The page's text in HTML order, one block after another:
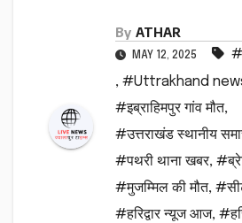
By ATHAR
MAY 12, 2025
, #Uttrakhand
#इब्राहिमपुर गांव मौत,
#उत्तराखंड स्थानीय
#पथरी थाना खबर,
#मुजम्मिल की मौत,
#हरिद्वार न्यूज आज,